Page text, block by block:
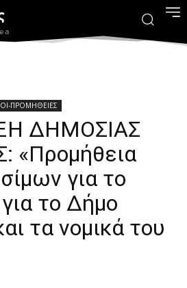
ΠΡΟΜΗΘΕΙΕΣ
ΔΗΜΟΣΙΑΣ
«Προμήθεια
για το
το Δήμο
τα νομικά του